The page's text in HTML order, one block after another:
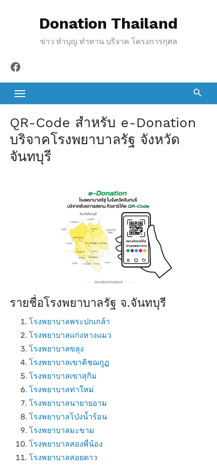
Donation Thailand
ข่าว ทำบุญ ทำทาน บริจาค โครงการกุศล
Facebook
QR-Code สำหรับ e-Donation
บริจาคโรงพยาบาลรัฐ จังหวัด
จันทบุรี
รายชื่อโรงพยาบาลรัฐ จ.จันทบุรี
โรงพยาบาลพระปกเกล้า
โรงพยาบาลแก่งหางแมว
โรงพยาบาลขลุง
โรงพยาบาลเขาคิชฌกูฏ
โรงพยาบาลเขาสุกิม
โรงพยาบาลท่าใหม่
โรงพยาบาลนายายอาม
โรงพยาบาลโป่งน้ำร้อน
โรงพยาบาลมะขาม
โรงพยาบาลสองพี่น้อง
โรงพยาบาลสอยดาว